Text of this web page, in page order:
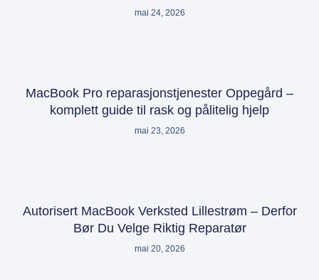
mai 24, 2026
MacBook Pro reparasjonstjenester Oppegård –
komplett guide til rask og pålitelig hjelp
mai 23, 2026
Autorisert MacBook Verksted Lillestrøm – Derfor
Bør Du Velge Riktig Reparatør
mai 20, 2026